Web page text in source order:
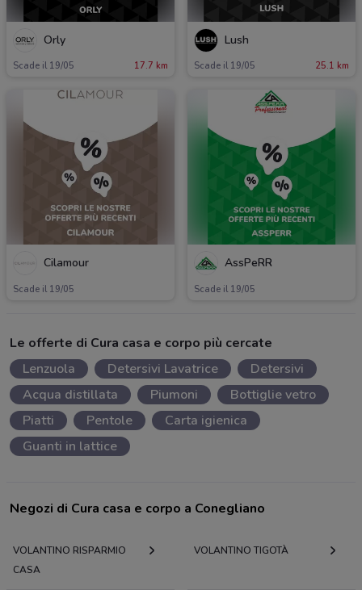
Orly
Scade il 19/05 17.7 km
Lush
Scade il 19/05 25.1 km
Cilamour
Scade il 19/05
AssPeRR
Scade il 19/05
Le offerte di Cura casa e corpo più cercate
Lenzuola
Detersivi Lavatrice
Detersivi
Acqua distillata
Piumoni
Bottiglie vetro
Piatti
Pentole
Carta igienica
Guanti in lattice
Negozi di Cura casa e corpo a Conegliano
VOLANTINO RISPARMIO
CASA
VOLANTINO TIGOTÀ